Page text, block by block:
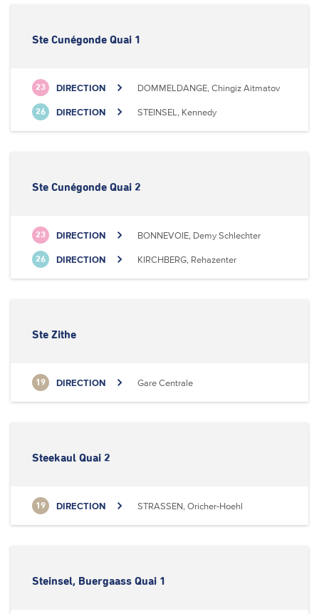
Ste Cunégonde Quai 1
23 DIRECTION DOMMELDANGE, Chingiz Aitmatov
26 DIRECTION STEINSEL, Kennedy
Ste Cunégonde Quai 2
23 DIRECTION BONNEVOIE, Demy Schlechter
26 DIRECTION KIRCHBERG, Rehazenter
Ste Zithe
19 DIRECTION Gare Centrale
Steekaul Quai 2
19 DIRECTION STRASSEN, Oricher-Hoehl
Steinsel, Buergaass Quai 1